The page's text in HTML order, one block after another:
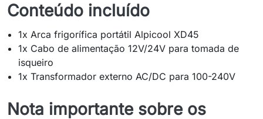
Conteúdo incluído
1x Arca frigorífica portátil Alpicool XD45
1x Cabo de alimentação 12V/24V para tomada de
isqueiro
1x Transformador externo AC/DC para 100-240V
Nota importante sobre os